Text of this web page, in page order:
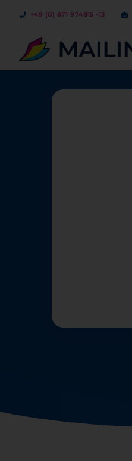
+49 (0) 871 974815 -13
Bestellen ab 1 Ex.